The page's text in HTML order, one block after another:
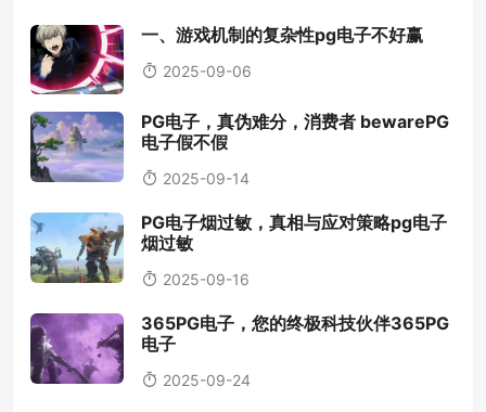
一、游戏机制的复杂性pg电子不好赢
2025-09-06
PG电子，真伪难分，消费者 bewarePG
电子假不假
2025-09-14
PG电子烟过敏，真相与应对策略pg电子
烟过敏
2025-09-16
365PG电子，您的终极科技伙伴365PG
电子
2025-09-24